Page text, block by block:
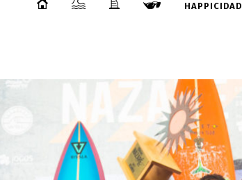
HAPPICIDAD